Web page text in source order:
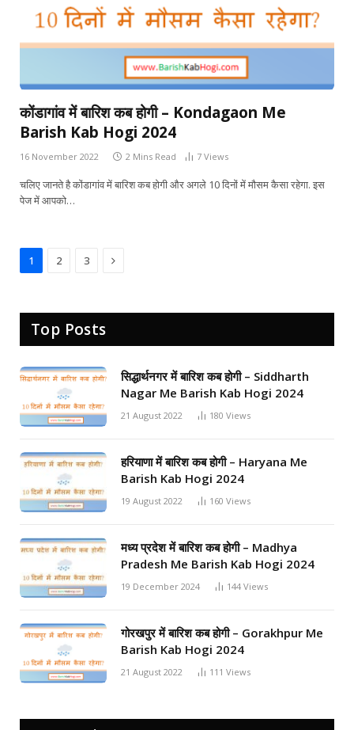
कोंडागांव में बारिश कब होगी – Kondagaon Me
Barish Kab Hogi 2024
16 November 2022 2 Mins Read 7 Views
चलिए जानते है कोंडागांव में बारिश कब होगी और अगले 10 दिनों में मौसम कैसा रहेगा. इस
पेज में आपको…
1 2 3 Next
Top Posts
सिद्धार्थनगर में बारिश कब होगी – Siddharth
Nagar Me Barish Kab Hogi 2024
21 August 2022 180 Views
हरियाणा में बारिश कब होगी – Haryana Me
Barish Kab Hogi 2024
19 August 2022 160 Views
मध्य प्रदेश में बारिश कब होगी – Madhya
Pradesh Me Barish Kab Hogi 2024
19 December 2024 144 Views
गोरखपुर में बारिश कब होगी – Gorakhpur Me
Barish Kab Hogi 2024
21 August 2022 111 Views